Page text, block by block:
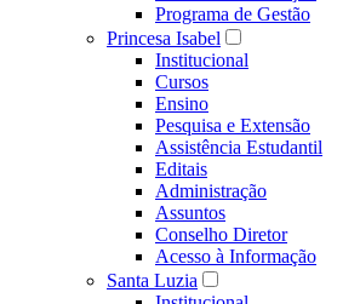
Programa de Gestão
Princesa Isabel
Institucional
Cursos
Ensino
Pesquisa e Extensão
Assistência Estudantil
Editais
Administração
Assuntos
Conselho Diretor
Acesso à Informação
Santa Luzia